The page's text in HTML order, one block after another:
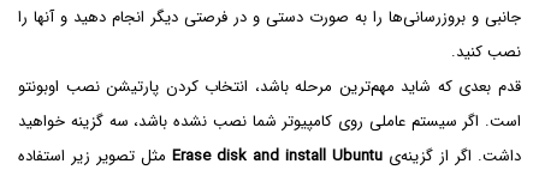
جانبی و بروزرسانی‌ها را به صورت دستی و در فرصتی دیگر انجام دهید و آنها را
نصب کنید.
قدم بعدی که شاید مهم‌ترین مرحله باشد، انتخاب کردن پارتیشن نصب اوبونتو
است. اگر سیستم عاملی روی کامپیوتر شما نصب نشده باشد، سه گزینه خواهید
داشت. اگر از گزینه‌ی Erase disk and install Ubuntu مثل تصویر زیر استفاده